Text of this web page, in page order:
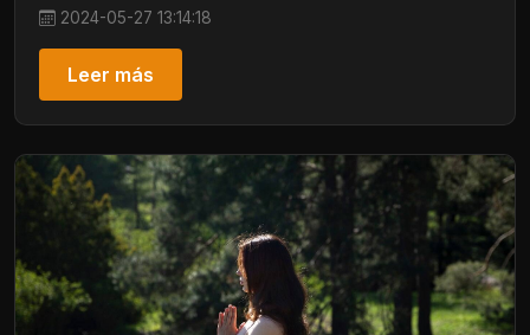
2024-05-27 13:14:18
Leer más